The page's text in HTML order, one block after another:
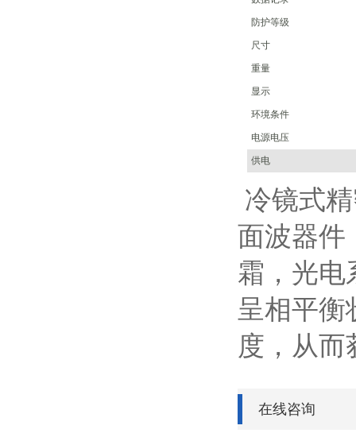
防护等级
尺寸
重量
显示
环境条件
电源电压
供电
冷镜式
面波器件
霜，光电
呈相平衡
度，从而
在线咨询